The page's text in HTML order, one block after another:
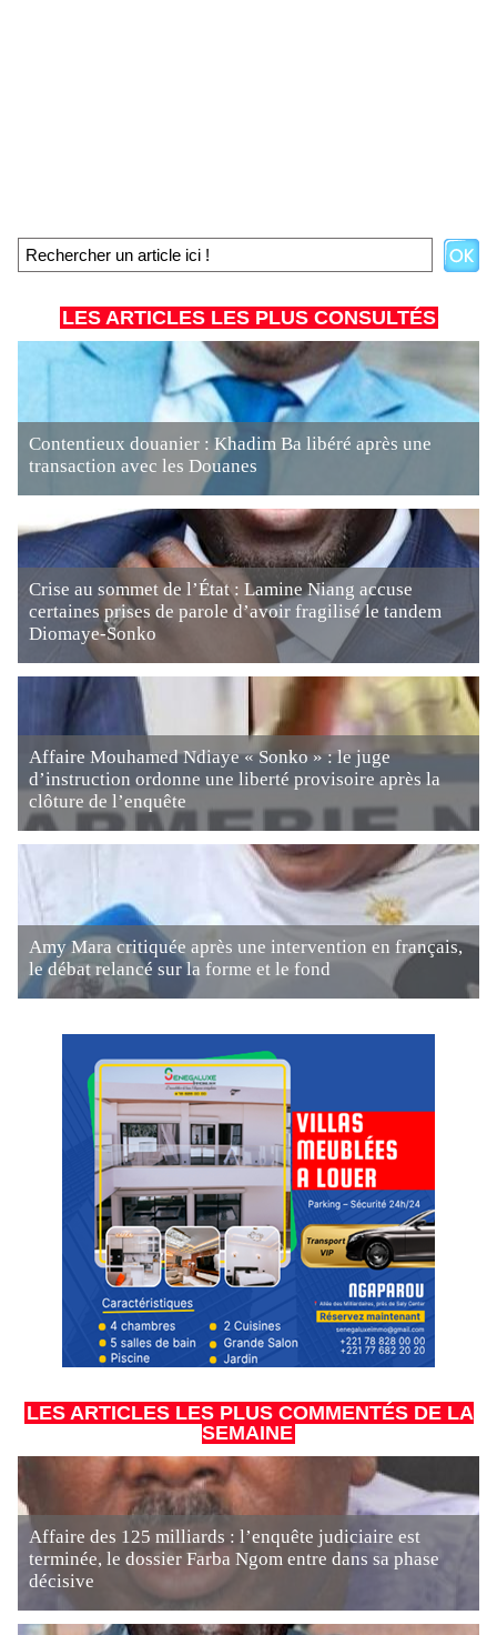
LES ARTICLES LES PLUS CONSULTÉS
Contentieux douanier : Khadim Ba libéré après une
transaction avec les Douanes
Crise au sommet de l’État : Lamine Niang accuse
certaines prises de parole d’avoir fragilisé le tandem
Diomaye-Sonko
Affaire Mouhamed Ndiaye « Sonko » : le juge
d’instruction ordonne une liberté provisoire après la
clôture de l’enquête
Amy Mara critiquée après une intervention en français,
le débat relancé sur la forme et le fond
LES ARTICLES LES PLUS COMMENTÉS DE LA
SEMAINE
Affaire des 125 milliards : l’enquête judiciaire est
terminée, le dossier Farba Ngom entre dans sa phase
décisive